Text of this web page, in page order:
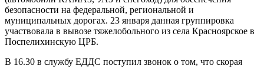
безопасности на федеральной, региональной и
муниципальных дорогах. 23 января данная группировка
участвовала в вывозе тяжелобольного из села Красноярское в
Поспелихинскую ЦРБ.
В 16.30 в службу ЕДДС поступил звонок о том, что скорая